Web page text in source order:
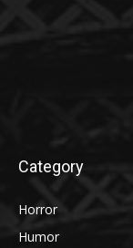
Category
Horror
Humor